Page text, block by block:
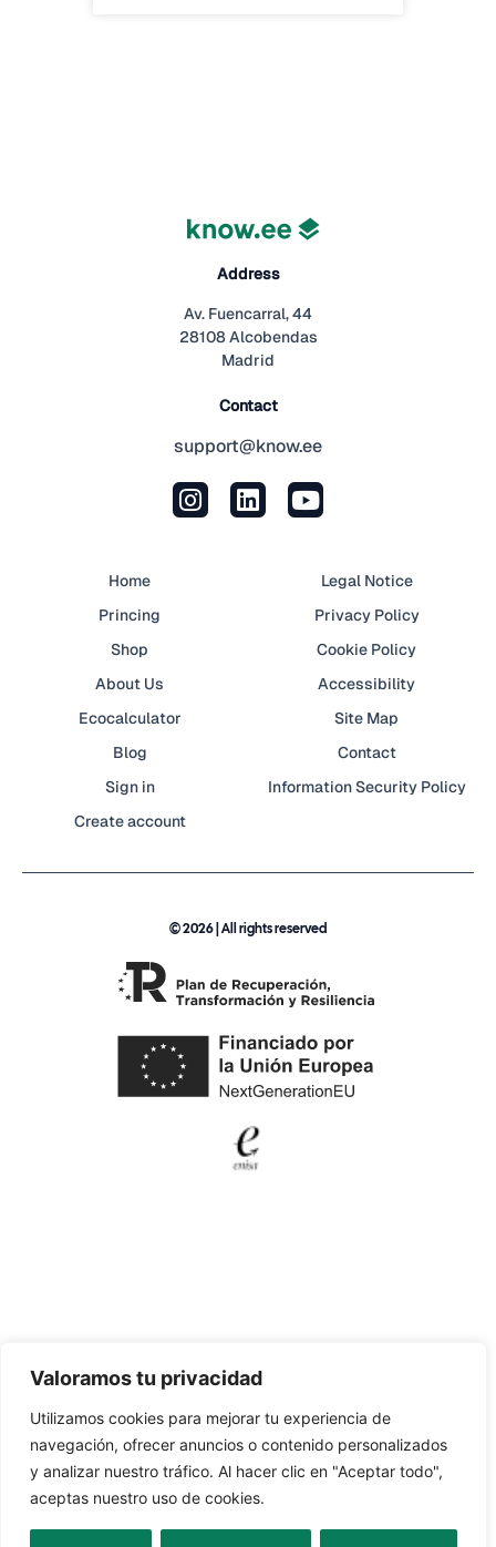
Valoramos tu privacidad
Utilizamos cookies para mejorar tu experiencia de
navegación, ofrecer anuncios o contenido personalizados
y analizar nuestro tráfico. Al hacer clic en "Aceptar todo",
aceptas nuestro uso de cookies.
Address
Av. Fuencarral, 44
28108 Alcobendas
Madrid
Contact
support@know.ee
Home
Princing
Shop
About Us
Ecocalculator
Blog
Sign in
Create account
Legal Notice
Privacy Policy
Cookie Policy
Accessibility
Site Map
Contact
Information Security Policy
© 2026 | All rights reserved